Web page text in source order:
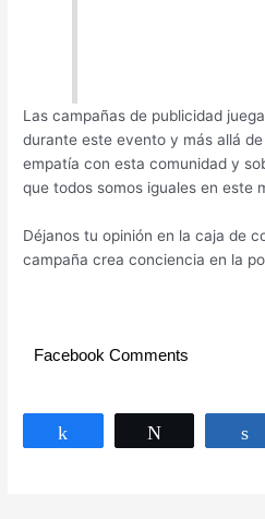
Las campañas de publicidad
durante este evento y más allá
empatía con esta comunidad y
que todos somos iguales en este
Déjanos tu opinión en la caja de
campaña crea conciencia en la
Facebook Comments
Compartir